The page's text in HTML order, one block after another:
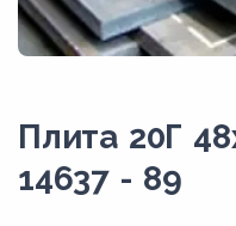
Плита 20Г
14637 - 89